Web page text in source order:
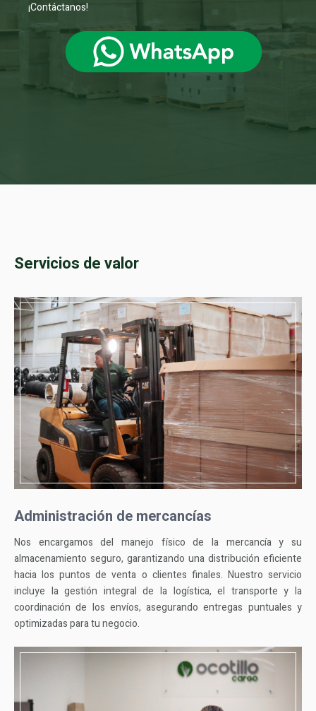
¡Contáctanos!
Servicios de valor
Administración de mercancías
Nos encargamos del manejo físico de la mercancía y su
almacenamiento seguro, garantizando una distribución eficiente
hacia los puntos de venta o clientes finales. Nuestro servicio
incluye la gestión integral de la logística, el transporte y la
coordinación de los envíos, asegurando entregas puntuales y
optimizadas para tu negocio.